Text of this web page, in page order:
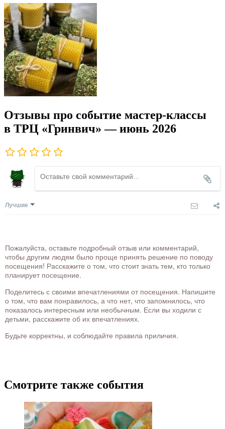
Отзывы про событие мастер-классы
в ТРЦ «Гринвич» — июнь 2026
Лучшие
Пожалуйста, оставьте подробный отзыв или комментарий,
чтобы другим людям было проще принять решение по поводу
посещения! Расскажите о том, что стоит знать тем, кто только
планирует посещение.
Поделитесь с своими впечатлениями от посещения. Напишите
о том, что вам понравилось, а что нет, что запомнилось, что
показалось интересным или необычным. Если вы ходили с
детьми, расскажите об их впечатлениях.
Будьте корректны, и соблюдайте правила приличия.
Смотрите также события